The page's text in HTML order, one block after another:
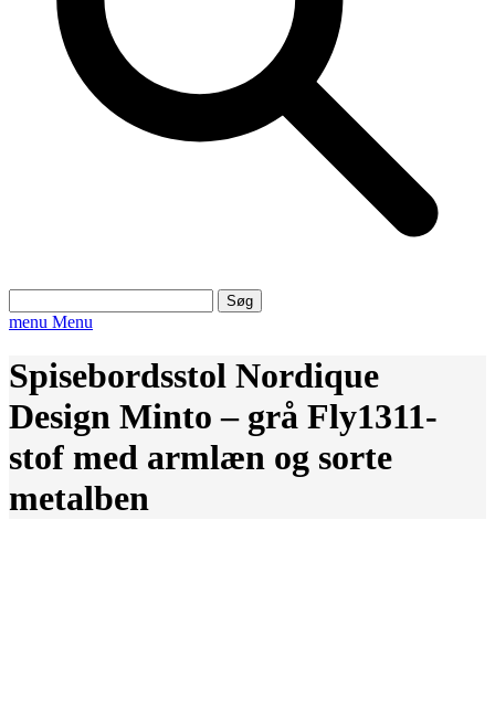
efter:
menu Menu
Spisebordsstol Nordique
Design Minto – grå Fly1311-
stof med armlæn og sorte
metalben